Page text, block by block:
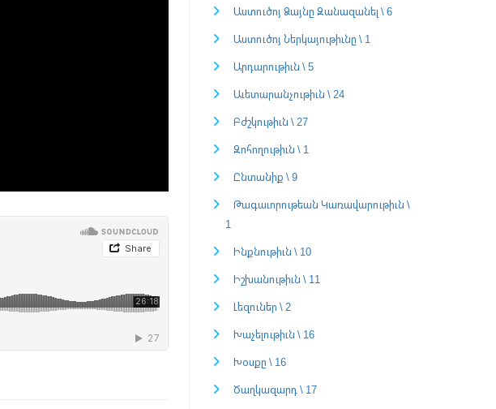
Աստուծոյ Ձայնը Զանազանել \ 6
Աստուծոյ Ներկայութիւնը \ 1
Արդարութիւն \ 5
Աւետարանչութիւն \ 24
Բժշկութիւն \ 27
Զոհողութիւն \ 1
Ընտանիք \ 9
Թագաւորութեան Կառավարութիւն \
1
Ինքնութիւն \ 10
Իշխանութիւն \ 11
Լեզուներ \ 2
Խաչելութիւն \ 16
Խօսքը \ 16
Ծաղկազարդ \ 17